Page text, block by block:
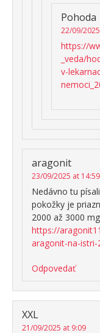
Pohoda
22/09/
https://
_veda/
v-
aragonit
23/09/2025 at 14:59
Nedávno tu
pokožky je
2000 až 3000 mg
https://
aragonit-na-istri-
Odpovedať
XXL
21/09/2025 at 9:09